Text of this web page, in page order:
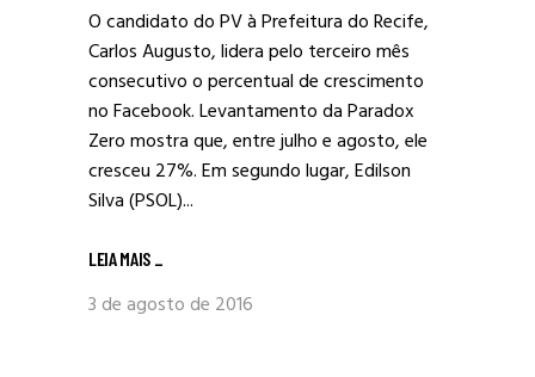
O candidato do PV à Prefeitura do Recife,
Carlos Augusto, lidera pelo terceiro mês
consecutivo o percentual de crescimento
no Facebook. Levantamento da Paradox
Zero mostra que, entre julho e agosto, ele
cresceu 27%. Em segundo lugar, Edilson
Silva (PSOL)...
LEIA MAIS _
3 de agosto de 2016